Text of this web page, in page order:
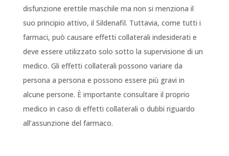
disfunzione erettile maschile ma non si menziona il
suo principio attivo, il Sildenafil. Tuttavia, come tutti i
farmaci, può causare effetti collaterali indesiderati e
deve essere utilizzato solo sotto la supervisione di un
medico. Gli effetti collaterali possono variare da
persona a persona e possono essere più gravi in
alcune persone. È importante consultare il proprio
medico in caso di effetti collaterali o dubbi riguardo
all’assunzione del farmaco.